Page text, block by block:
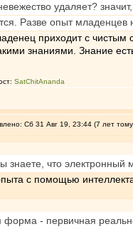
удаляет?
Разве опыт младенцев
приходит с чистым
знаниями. Знание
SatChitAnanda
Сб 31 Авг 19, 23:44 (7 лет
знаете, что
с помощью
форма - первичная